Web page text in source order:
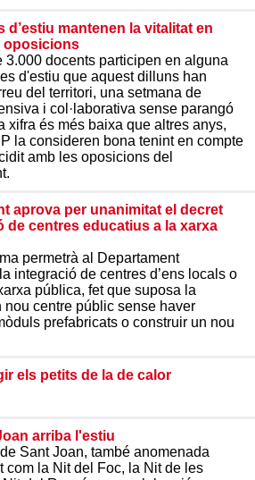
d’estiu mantenen la vitalitat en
oposicions
3.000 docents participen en alguna
d'estiu que aquest dilluns han
del territori, una setmana de
i col·laborativa sense parangó
xifra és més baixa que altres anys,
la consideren bona tenint en compte
amb les oposicions del
aprova per unanimitat el decret
de centres educatius a la xarxa
permetrà al Departament
integració de centres d’ens locals o
pública, fet que suposa la
nou centre públic sense haver
prefabricats o construir un nou
els petits de la de calor
arriba l'estiu
Sant Joan, també anomenada
com la Nit del Foc, la Nit de les